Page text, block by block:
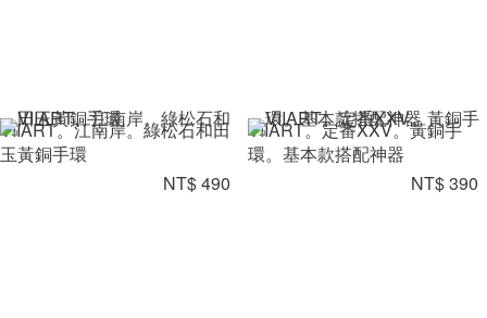
VIIART。江南岸。綠松石和田
玉黃銅手環
NT$ 490
VIIART。定番XXV。黃銅手
環。基本款搭配神器
NT$ 390